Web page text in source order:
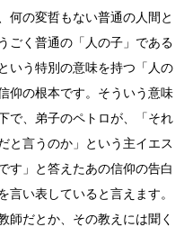
何の変哲もない普通の人間と
ごく普通の「人の子」である
いう特別の意味を持つ「人の
仰の根本です。そういう意味
で、弟子のペトロが、「それ
と言うのか」という主イエス
す」と答えたあの信仰の告白
言い表していると言えます。
師だとか、その教えには聞く